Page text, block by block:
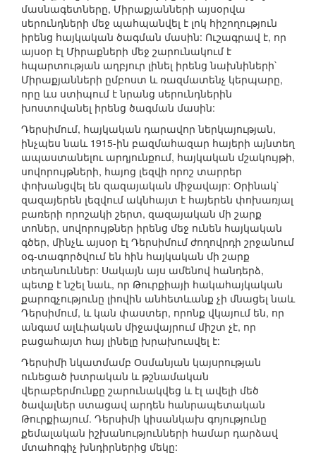
մասնագետները, Միրաքյանների այսօրվա
սերունդների մեջ պահպանվել է լոկ հիշողություն
իրենց հայկական ծագման մասին: Ուշագրավ է, որ
այսօր էլ Միրաքների մեջ շարունակում է
հպարտության աղբյուր լինել իրենց նախնիների`
Միրաքյանների ըմբոստ և ռազմատենչ կերպարը,
որը ևս ստիպում է նրանց սերունդներին
խոստովանել իրենց ծագման մասին:
Դերսիմում, հայկական դարավոր ներկայության,
ինչպես նաև 1915-ին բազմահազար հայերի այնտեղ
ապաստանելու արդյունքում, հայկական մշակույթի,
սովորույթների, հայոց լեզվի որոշ տարրեր
փոխանցվել են զազայական միջավայր: Օրինակ`
զազայերեն լեզվում ակնհայտ է հայերեն փոխառյալ
բառերի որոշակի շերտ, զազայական մի շարք
տոներ, սովորույթներ իրենց մեջ ունեն հայկական
գծեր, մինչև այսօր էլ Դերսիմում ժողովրդի շրջանում
օգ-տագործվում են հին հայկական մի շարք
տեղանուններ: Սակայն այս ամենով հանդերձ,
պետք է նշել նաև, որ Թուրքիայի հակահայկական
քարոզչությունը լիովին անհետևանք չի մնացել նաև
Դերսիմում, և կան փաստեր, որոնք վկայում են, որ
անգամ ալևիական միջավայրում միշտ չէ, որ
բացահայտ հայ լինելը խրախուսվել է:
Դերսիմի նկատմամբ Օսմանյան կայսրության
ունեցած խտրական և թշնամական
վերաբերմունքը շարունակվեց և էլ ավելի մեծ
ծավալներ ստացավ արդեն հանրապետական
Թուրքիայում. Դերսիմի կիսանկախ գոյությունը
քեմալական իշխանությունների համար դարձավ
մտահոգիչ խնդիրներից մեկը: